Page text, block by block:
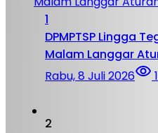
1
DPMPTSP Lingga
Malam Langgar
Rabu, 8 Juli 2026
2